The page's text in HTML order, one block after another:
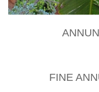
FINE